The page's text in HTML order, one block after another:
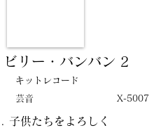
ビリー・バンバン 2
キットレコード
芸音
X-5007
子供たちをよろしく